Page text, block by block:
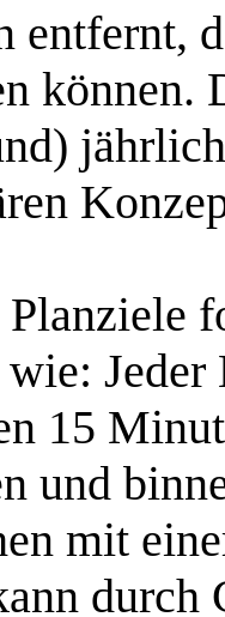
entfernt,
können.
15
und
mit
durch